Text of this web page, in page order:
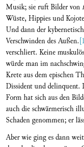
Musik; sie ruft Bilder von
Wüste, Hippies und
Und dann der
Verschwinden des Außen.
verschliert. Keine
würde man im
Krete aus dem epischen
Dissident und delinquent.
Form hat sich aus den
auch die schwärmerisch
Schaden genommen; er
Aber wie ging es dann